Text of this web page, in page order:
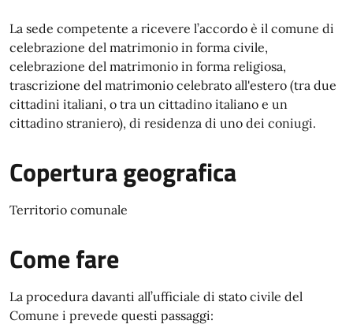
La sede competente a ricevere l’accordo è il comune di
celebrazione del matrimonio in forma civile,
celebrazione del matrimonio in forma religiosa,
trascrizione del matrimonio celebrato all'estero (tra due
cittadini italiani, o tra un cittadino italiano e un
cittadino straniero), di residenza di uno dei coniugi.
Copertura geografica
Territorio comunale
Come fare
La procedura davanti all’ufficiale di stato civile del
Comune i prevede questi passaggi: